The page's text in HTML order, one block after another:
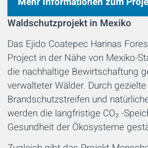
Waldschutzprojekt in Mexiko
Das Ejido Coatepec Harinas
Project in der Nähe von Mexiko-
die nachhaltige Bewirtschaftung
verwalteter Wälder. Durch
Brandschutzstreifen und
werden die langfristige CO₂ -
Gesundheit der Ökosysteme